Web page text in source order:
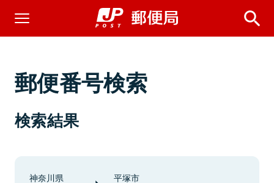
郵便番号検索
検索結果
神奈川県 平塚市